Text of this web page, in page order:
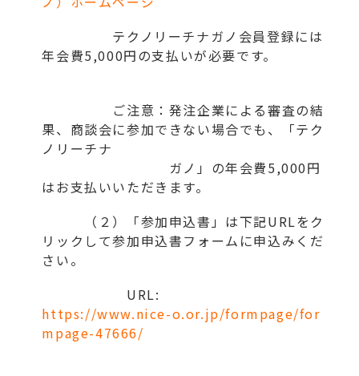
テクノリーチナガノ会員登録には
年会費5,000円の支払いが必要です。
ご注意：発注企業による審査の結
果、商談会に参加できない場合でも、「テク
ノリーチナ
ガノ」の年会費5,000円
はお支払いいただきます。
（２）「参加申込書」は下記URLをク
リックして参加申込書フォームに申込みくだ
さい。
URL:
https://www.nice-o.or.jp/formpage/for
mpage-47666/